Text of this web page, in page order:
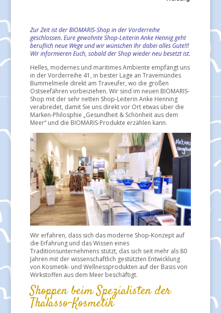
Zur Zeit ist der BIOMARIS-Shop in der Vorderreihe
geschlossen. Eure gewohnte Shop-Leiterin Anke Hennig geht
beruflich neue Wege und wir wünschen Ihr dabei alles Gute!!!
Wir informieren Euch, sobald der Shop wieder neu besetzt ist.
Helles, modernes und maritimes Ambiente empfängt uns
in der Vorderreihe 41, in bester Lage an Travemündes
Bummelmeile direkt am Traveufer, wo die großen
Ostseefähren vorbeiziehen. Wir sind im neuen BIOMARIS-
Shop mit der sehr netten Shop-Leiterin Anke Henning
verabredet, damit Sie uns direkt vor Ort etwas über die
Marken-Philosphie „Gesundheit & Schönheit aus dem
Meer“ und die BIOMARIS-Produkte erzählen kann.
Wir erfahren, dass sich das moderne Shop-Konzept auf
die Erfahrung und das Wissen eines
Traditionsunternehmens stützt, das sich seit mehr als 80
Jahren mit der wissenschaftlich gestützten Entwicklung
von Kosmetik- und Wellnessprodukten auf der Basis von
Wirkstoffen aus dem Meer beschäftigt.
Shoppen beim Spezialisten der
Thalasso-Kosmetik